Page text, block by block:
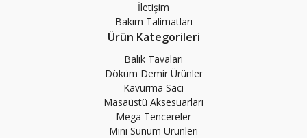
İletişim
Bakım Talimatları
Ürün Kategorileri
Balık Tavaları
Döküm Demir Ürünler
Kavurma Sacı
Masaüstü Aksesuarları
Mega Tencereler
Mini Sunum Ürünleri